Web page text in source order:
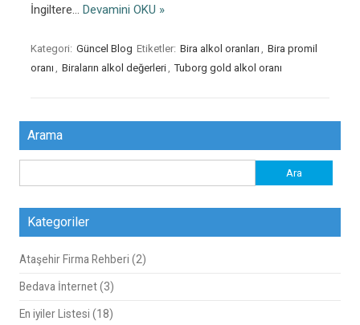
İngiltere… Devamini OKU »
Kategori: Güncel Blog Etiketler: Bira alkol oranları , Bira promil
oranı , Biraların alkol değerleri, Tuborg gold alkol oranı
Arama
Kategoriler
Ataşehir Firma Rehberi (2)
Bedava İnternet(3)
En iyiler Listesi (18)